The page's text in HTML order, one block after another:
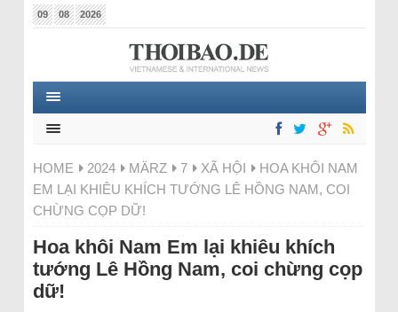
09 08 2026
HOME 2024 MÄRZ 7 XÃ HỘI
HOA KHÔI NAM
EM LẠI KHIÊU KHÍCH TƯỚNG LÊ HỒNG NAM, COI
CHỪNG CỌP DỮ!
Hoa khôi Nam Em lại khiêu khích
tướng Lê Hồng Nam, coi chừng cọp
dữ!